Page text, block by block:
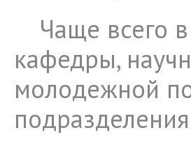
Чаще всего
кафедры,
молодежной